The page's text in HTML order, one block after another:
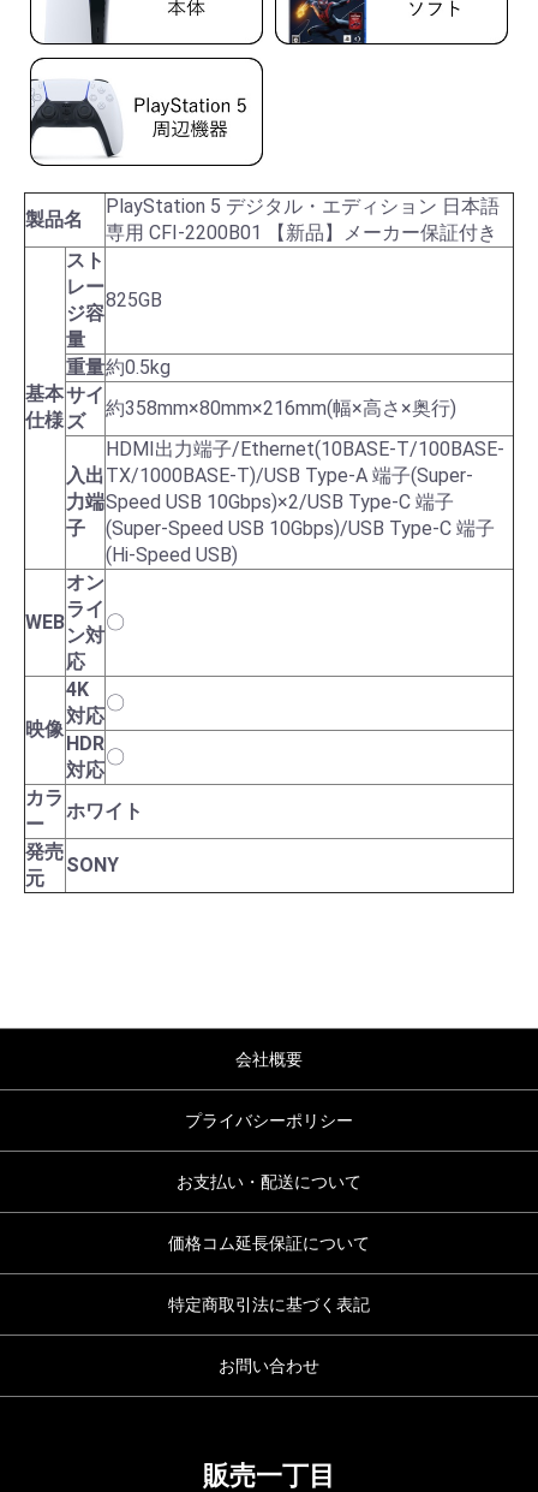
製品名
PlayStation 5 デジタル・エディション 日本語
専用 CFI-2200B01 【新品】メーカー保証付き
基本
仕様
スト
レー
ジ容
量
825GB
重量約0.5kg
サイ
ズ
約358mm×80mm×216mm(幅×高さ×奥行)
入出
力端
子
HDMI出力端子/Ethernet(10BASE-T/100BASE-
TX/1000BASE-T)/USB Type-A 端子(Super-
Speed USB 10Gbps)×2/USB Type-C 端子
(Super-Speed USB 10Gbps)/USB Type-C 端子
(Hi-Speed USB)
WEB
オン
ライ
ン対
応
〇
映像
4K
対応
〇
HDR
対応
〇
カラ
ー
ホワイト
発売
元
SONY
会社概要
プライバシーポリシー
お支払い・配送について
価格コム延長保証について
特定商取引法に基づく表記
お問い合わせ
販売一丁目